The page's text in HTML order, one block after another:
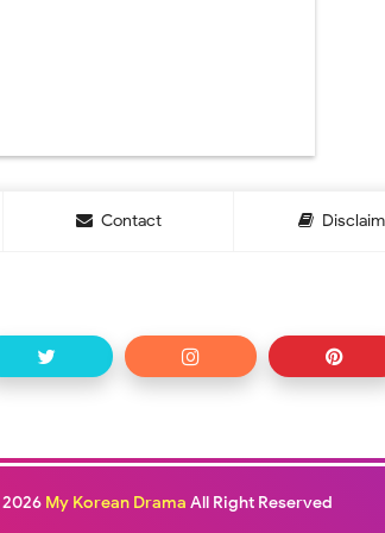
Contact
2026 My Korean Drama All Right Reserved